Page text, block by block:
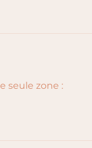
seule zone :